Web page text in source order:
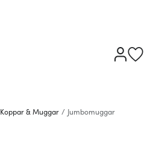
Koppar & Muggar / Jumbomuggar